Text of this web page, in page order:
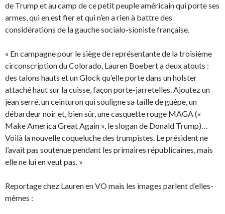
de Trump et au camp de ce petit peuple américain qui porte ses
armes, qui en est fier et qui n’en a rien à battre des
considérations de la gauche socialo-sioniste française.
« En campagne pour le siège de représentante de la troisième
circonscription du Colorado, Lauren Boebert a deux atouts :
des talons hauts et un Glock qu’elle porte dans un holster
attaché haut sur la cuisse, façon porte-jarretelles. Ajoutez un
jean serré, un ceinturon qui souligne sa taille de guêpe, un
débardeur noir et, bien sûr, une casquette rouge MAGA («
Make America Great Again », le slogan de Donald Trump)…
Voilà la nouvelle coqueluche des trumpistes. Le président ne
l’avait pas soutenue pendant les primaires républicaines, mais
elle ne lui en veut pas. »
Reportage chez Lauren en VO mais les images parlent d’elles-
mêmes :